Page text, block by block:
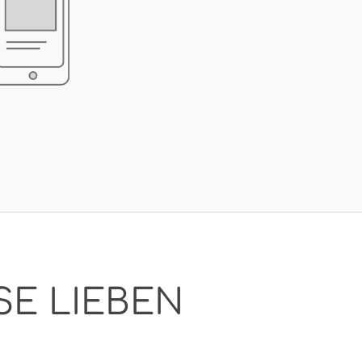
LIEBEN